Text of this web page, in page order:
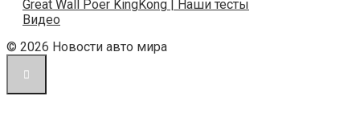
Great Wall Poer KingKong | Наши тесты
Видео
© 2026 Новости авто мира